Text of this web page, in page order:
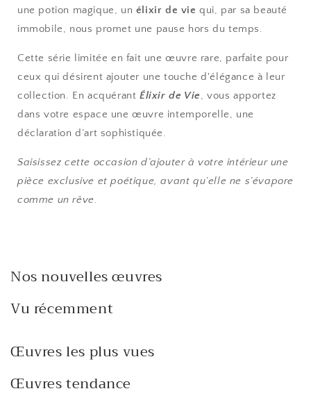
une potion magique, un élixir de vie qui, par sa beauté
immobile, nous promet une pause hors du temps.
Cette série limitée en fait une œuvre rare, parfaite pour
ceux qui désirent ajouter une touche d'élégance à leur
collection. En acquérantÉlixir de Vie, vous apportez
dans votre espace une œuvre intemporelle, une
déclaration d’art sophistiquée.
Saisissez cette occasion d’ajouter à votre intérieur une
pièce exclusive et poétique, avant qu’elle ne s’évapore
comme un rêve.
Nos nouvelles œuvres
Vu récemment
Œuvres les plus vues
Œuvres tendance